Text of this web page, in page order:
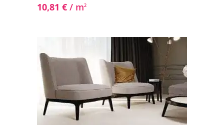
10,81 € / m2